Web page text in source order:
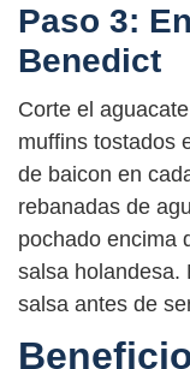
Paso 3:
Benedict
Corte el
muffins tostados
de baicon en
rebanadas de
pochado encima
salsa holandesa.
salsa antes de